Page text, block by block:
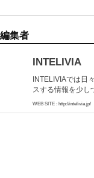
集者
INTELIVIA
INTELIVIAでは日
スする情報を少し
WEB SITE : http://intelivia.jp/